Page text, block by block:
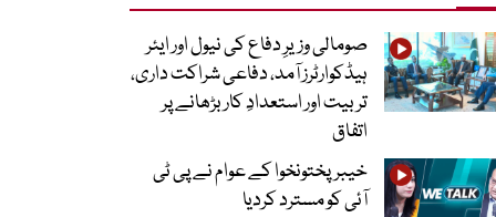
صومالی وزیرِ دفاع کی نیول اور ایئر
ہیڈکوارٹرز آمد، دفاعی شراکت داری،
تربیت اور استعدادِ کار بڑھانے پر
اتفاق
خیبرپختونخوا کے عوام نے پی ٹی
آئی کو مسترد کردیا